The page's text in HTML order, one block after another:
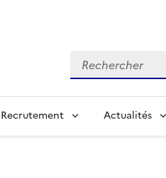
Recherche par
Recrutement Actualités